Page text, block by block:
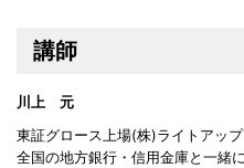
講師
川上 元
東証グロース上場(株)ライトアッ
全国の地方銀行・信用金庫と一緒